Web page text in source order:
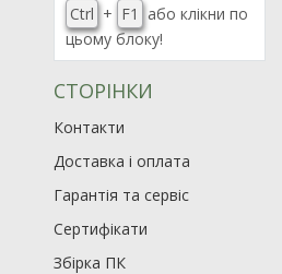
Ctrl + F1
або клікни по
цьому блоку!
СТОРІНКИ
Контакти
Доставка і оплата
Гарантія та сервіс
Сертифікати
Збірка ПК